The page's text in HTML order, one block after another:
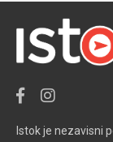
Istok je nezavisni